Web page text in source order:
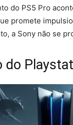
do PS5 Pro
promete
a Sony não se
do